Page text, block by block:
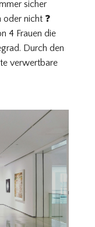
sicher
nicht ❓
4 Frauen die
Durch den
verwertbare